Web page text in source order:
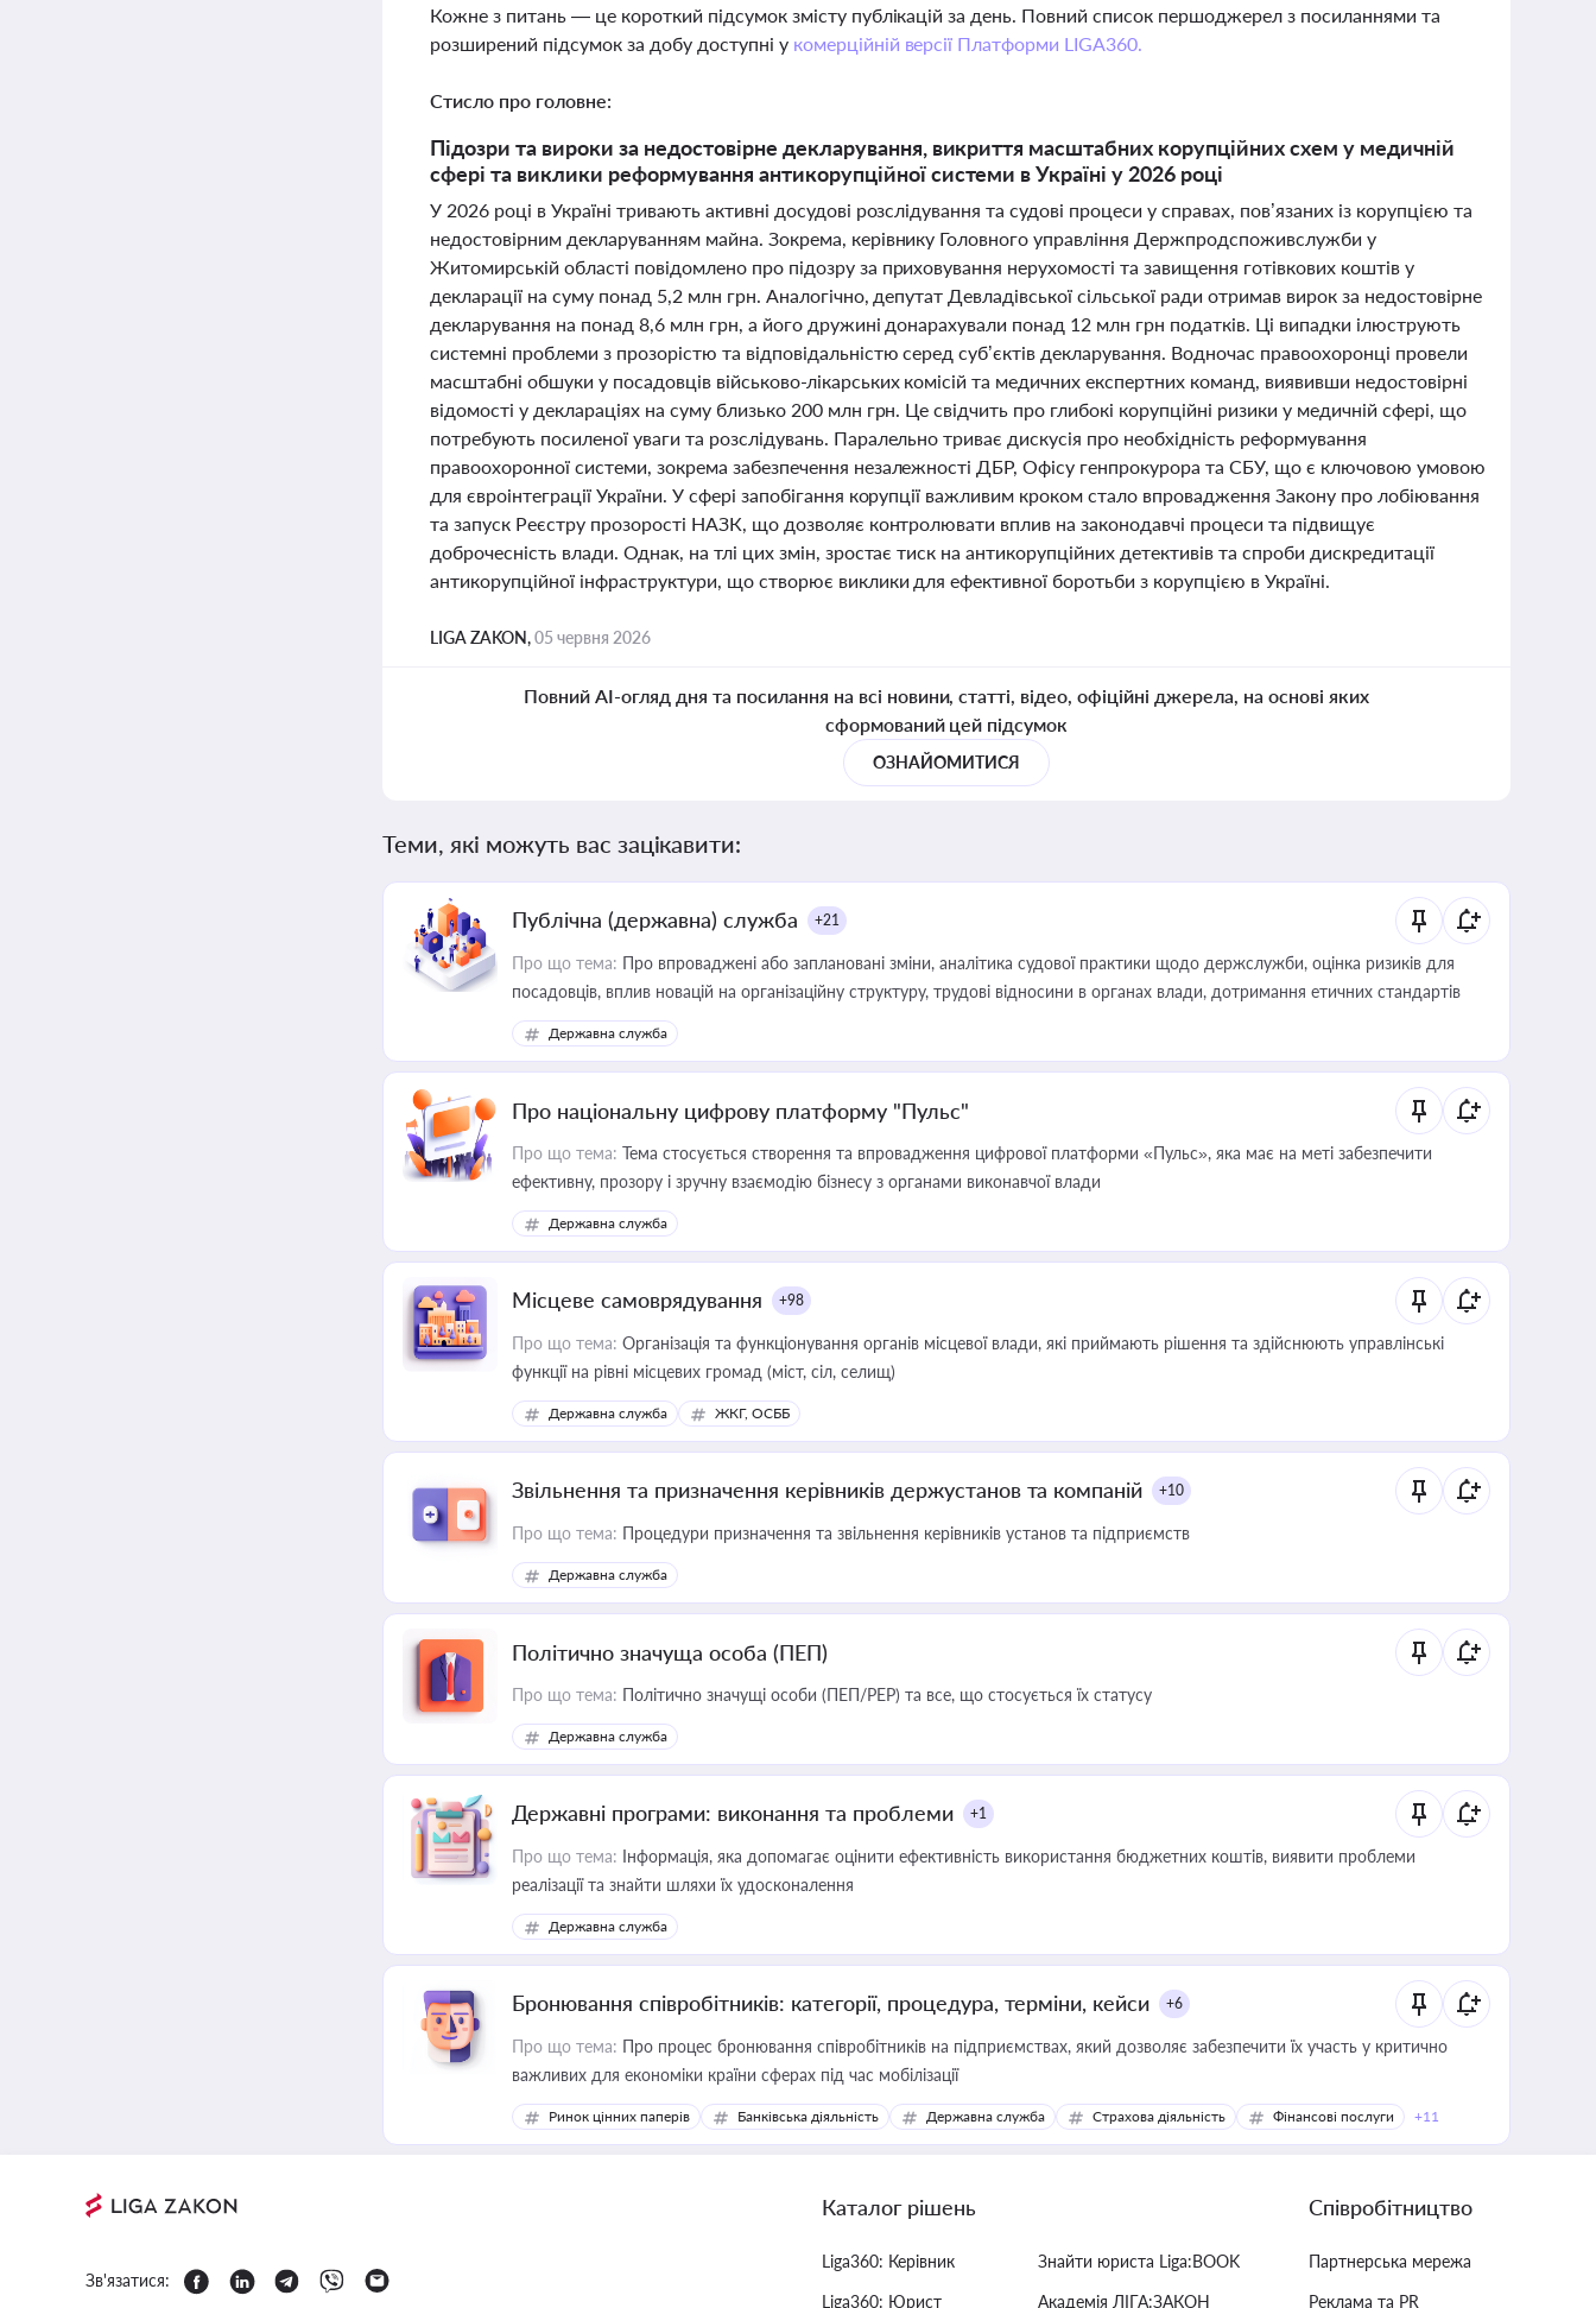
Кожне з питань — це короткий підсумок змісту публікацій за день. Повний список першоджерел з посиланнями та
розширений підсумок за добу доступні у комерційній версії Платформи LIGA360.
Стисло про головне:
Підозри та вироки за недостовірне декларування, викриття масштабних корупційних схем у медичній
сфері та виклики реформування антикорупційної системи в Україні у 2026 році
У 2026 році в Україні тривають активні досудові розслідування та судові процеси у справах, пов’язаних із корупцією та
недостовірним декларуванням майна. Зокрема, керівнику Головного управління Держпродспоживслужби у
Житомирській області повідомлено про підозру за приховування нерухомості та завищення готівкових коштів у
декларації на суму понад 5,2 млн грн. Аналогічно, депутат Девладівської сільської ради отримав вирок за недостовірне
декларування на понад 8,6 млн грн, а його дружині донарахували понад 12 млн грн податків. Ці випадки ілюструють
системні проблеми з прозорістю та відповідальністю серед суб’єктів декларування. Водночас правоохоронці провели
масштабні обшуки у посадовців військово-лікарських комісій та медичних експертних команд, виявивши недостовірні
відомості у деклараціях на суму близько 200 млн грн. Це свідчить про глибокі корупційні ризики у медичній сфері, що
потребують посиленої уваги та розслідувань. Паралельно триває дискусія про необхідність реформування
правоохоронної системи, зокрема забезпечення незалежності ДБР, Офісу генпрокурора та СБУ, що є ключовою умовою
для євроінтеграції України. У сфері запобігання корупції важливим кроком стало впровадження Закону про лобіювання
та запуск Реєстру прозорості НАЗК, що дозволяє контролювати вплив на законодавчі процеси та підвищує
доброчесність влади. Однак, на тлі цих змін, зростає тиск на антикорупційних детективів та спроби дискредитації
антикорупційної інфраструктури, що створює виклики для ефективної боротьби з корупцією в Україні.
LIGA ZAKON,05 червня 2026
Повний AI-огляд дня та посилання на всі новини, статті, відео, офіційні джерела, на основі яких
сформований цей підсумок
ОЗНАЙОМИТИСЯ
Теми, які можуть вас зацікавити:
Публічна (державна) служба +21
Про що тема: Про впроваджені або заплановані зміни, аналітика судової практики щодо держслужби, оцінка ризиків для
посадовців, вплив новацій на організаційну структуру, трудові відносини в органах влади, дотримання етичних стандартів
Державна служба
Про національну цифрову платформу "Пульс"
Про що тема: Тема стосується створення та впровадження цифрової платформи «Пульс», яка має на меті забезпечити
ефективну, прозору і зручну взаємодію бізнесу з органами виконавчої влади
Державна служба
Місцеве самоврядування +98
Про що тема: Організація та функціонування органів місцевої влади, які приймають рішення та здійснюють управлінські
функції на рівні місцевих громад (міст, сіл, селищ)
Державна служба ЖКГ, ОСББ
Звільнення та призначення керівників держустанов та компаній +10
Про що тема: Процедури призначення та звільнення керівників установ та підприємств
Державна служба
Політично значуща особа (ПЕП)
Про що тема: Політично значущі особи (ПЕП/PEP) та все, що стосується їх статусу
Державна служба
Державні програми: виконання та проблеми +1
Про що тема: Інформація, яка допомагає оцінити ефективність використання бюджетних коштів, виявити проблеми
реалізації та знайти шляхи їх удосконалення
Державна служба
Бронювання співробітників: категорії, процедура, терміни, кейси +6
Про що тема: Про процес бронювання співробітників на підприємствах, який дозволяє забезпечити їх участь у критично
важливих для економіки країни сферах під час мобілізації
Ринок цінних паперів Банківська діяльність Державна служба Страхова діяльність Фінансові послуги +11
Зв'язатися:
Каталог рішень
Liga360: Керівник
Liga360: Юрист
Знайти юриста Liga:BOOK
Академія ЛІГА:ЗАКОН
Співробітництво
Партнерська мережа
Реклама та PR